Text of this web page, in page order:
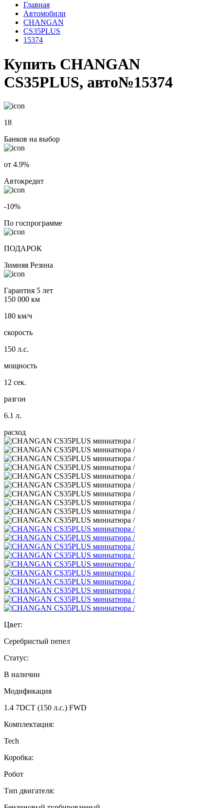
Главная
Автомобили
CHANGAN
CS35PLUS
15374
Купить CHANGAN
CS35PLUS, авто№15374
18
Банков на выбор
от 4.9%
Автокредит
-10%
По госпрограмме
ПОДАРОК
Зимняя Резина
Гарантия 5 лет
150 000 км
180 км/ч
скорость
150 л.с.
мощность
12 сек.
разгон
6.1 л.
расход
Цвет:
Серебристый пепел
Статус:
В наличии
Модификация
1.4 7DCT (150 л.с.) FWD
Комплектация:
Tech
Коробка:
Робот
Тип двигателя: